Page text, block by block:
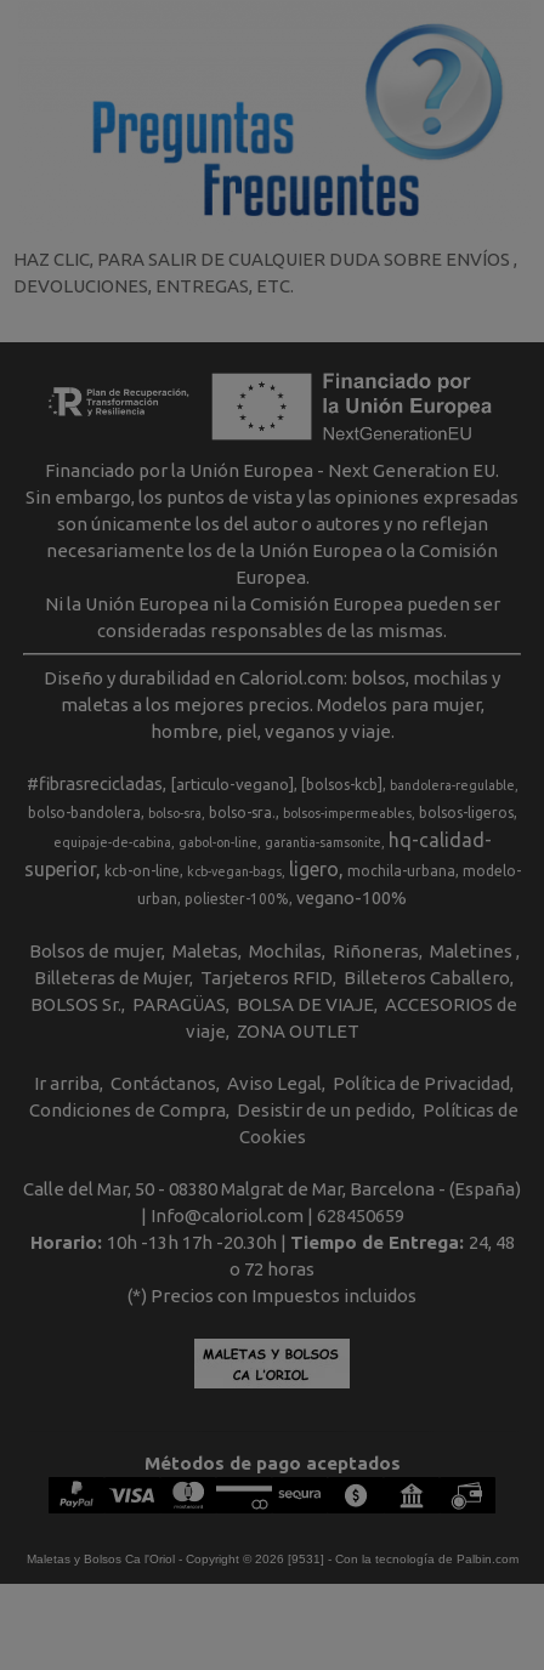
HAZ CLIC, PARA SALIR DE CUALQUIER DUDA SOBRE ENVÍOS ,
DEVOLUCIONES, ENTREGAS, ETC.
Financiado por la Unión Europea - Next Generation EU.
Sin embargo, los puntos de vista y las opiniones expresadas
son únicamente los del autor o autores y no reflejan
necesariamente los de la Unión Europea o la Comisión
Europea.
Ni la Unión Europea ni la Comisión Europea pueden ser
consideradas responsables de las mismas.
Diseño y durabilidad en Caloriol.com: bolsos, mochilas y
maletas a los mejores precios. Modelos para mujer,
hombre, piel, veganos y viaje.
#fibrasrecicladas [articulo-vegano] [bolsos-kcb] bandolera-regulable
bolso-bandolera bolso-sra bolso-sra. bolsos-impermeables bolsos-ligeros
equipaje-de-cabina gabol-on-line garantia-samsonite
hq-calidad-
superior
kcb-on-line kcb-vegan-bags ligero mochila-urbana
modelo-
urban
poliester-100% vegano-100%
Bolsos de mujer Maletas Mochilas Riñoneras Maletines
Billeteras de Mujer Tarjeteros RFID
Billeteros Caballero
BOLSOS Sr.
PARAGÜAS BOLSA DE VIAJE ACCESORIOS de
viaje
ZONA OUTLET
Ir arriba Contáctanos Aviso Legal
Política de Privacidad
Condiciones de Compra
Desistir de un pedido
Políticas de
Cookies
Calle del Mar, 50 - 08380 Malgrat de Mar, Barcelona - (España)
| Info@caloriol.com | 628450659
Horario: 10h -13h 17h -20.30h | Tiempo de Entrega: 24, 48
o 72 horas
(*) Precios con Impuestos incluidos
Métodos de pago aceptados
Maletas y Bolsos Ca l'Oriol- Copyright © 2026 [9531] - Con la tecnología de Palbin.com